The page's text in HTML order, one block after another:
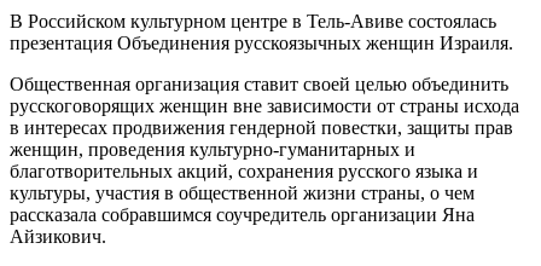
В Российском культурном центре в Тель-Авиве состоялась
презентация Объединения русскоязычных женщин Израиля.
Общественная организация ставит своей целью объединить
русскоговорящих женщин вне зависимости от страны исхода
в интересах продвижения гендерной повестки, защиты прав
женщин, проведения культурно-гуманитарных и
благотворительных акций, сохранения русского языка и
культуры, участия в общественной жизни страны, о чем
рассказала собравшимся соучредитель организации Яна
Айзикович.